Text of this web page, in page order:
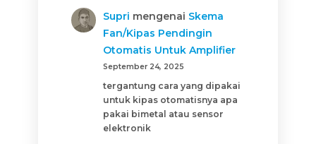
Supri mengenai Skema
Fan/Kipas Pendingin
Otomatis Untuk Amplifier
September 24, 2025
tergantung cara yang dipakai
untuk kipas otomatisnya apa
pakai bimetal atau sensor
elektronik